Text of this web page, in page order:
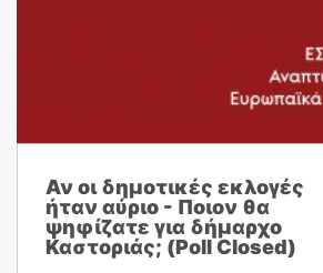
Αν οι δημοτικές εκλογές
ήταν αύριο - Ποιον θα
ψηφίζατε για δήμαρχο
Καστοριάς; (Poll Closed)